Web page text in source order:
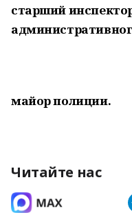
старший
майор полиции.
Читайте нас